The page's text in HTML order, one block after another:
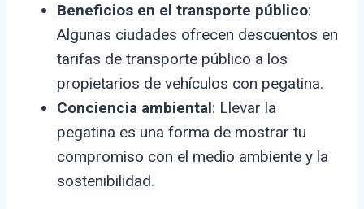
Beneficios en el transporte público:
Algunas ciudades ofrecen descuentos en
tarifas de transporte público a los
propietarios de vehículos con pegatina.
Conciencia ambiental: Llevar la
pegatina es una forma de mostrar tu
compromiso con el medio ambiente y la
sostenibilidad.